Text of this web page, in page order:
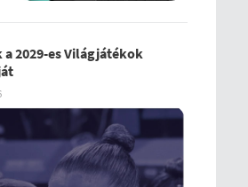
2029-es Világjátékok